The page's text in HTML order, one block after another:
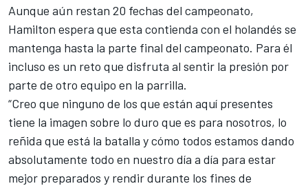
Aunque aún restan 20 fechas del campeonato,
Hamilton espera que esta contienda con el holandés se
mantenga hasta la parte final del campeonato. Para él
incluso es un reto que disfruta al sentir la presión por
parte de otro equipo en la parrilla.
“Creo que ninguno de los que están aquí presentes
tiene la imagen sobre lo duro que es para nosotros, lo
reñida que está la batalla y cómo todos estamos dando
absolutamente todo en nuestro día a día para estar
mejor preparados y rendir durante los fines de